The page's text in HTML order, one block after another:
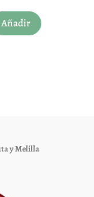
Añadir
producto
y Melilla